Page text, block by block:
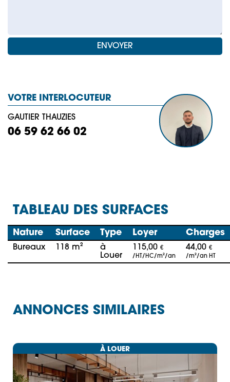
VOTRE INTERLOCUTEUR
GAUTIER THAUZIES
06 59 62 66 02
TABLEAU DES SURFACES
Nature Surface Type Loyer Charges
Bureaux 118 m²
à
Louer
115,00 €
/HT/HC/m²/an
44,00 €
/m²/an HT
ANNONCES SIMILAIRES
À LOUER